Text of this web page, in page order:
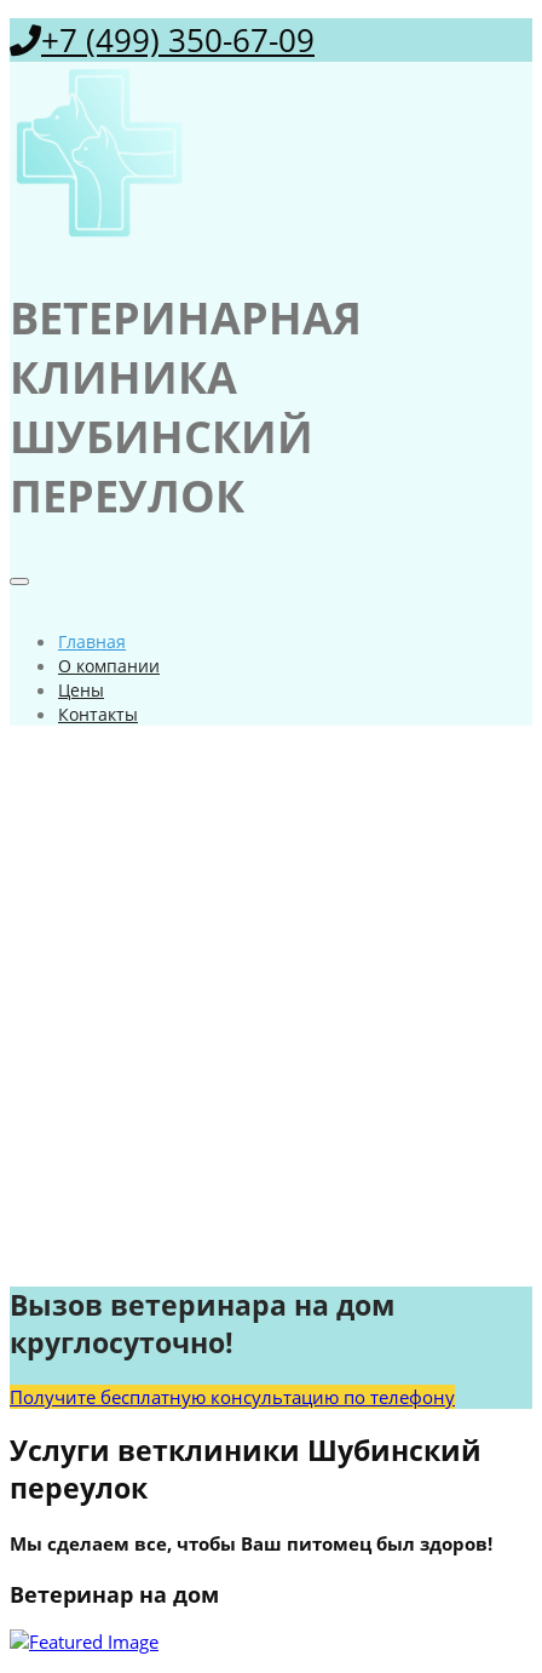
+7 (499) 350-67-09
ВЕТЕРИНАРНАЯ
КЛИНИКА
ШУБИНСКИЙ
ПЕРЕУЛОК
Главная
О компании
Цены
Контакты
Вызов ветеринара на дом
круглосуточно!
Получите бесплатную консультацию по телефону
Услуги ветклиники Шубинский
переулок
Мы сделаем все, чтобы Ваш питомец был здоров!
Ветеринар на дом